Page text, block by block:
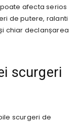
afecta serios
de putere, ralanti
chiar declanșarea
scurgeri
scurgeri de